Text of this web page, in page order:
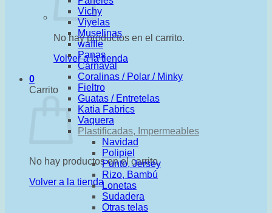
No hay productos en el carrito.
Volver a la tienda
0
Carrito
No hay productos en el carrito.
Volver a la tienda
Vichy
Viyelas
Muselinas
waffle
Panas
Carnaval
Coralinas / Polar / Minky
Fieltro
Guatas / Entretelas
Katia Fabrics
Vaquera
Plastificadas, Impermeables
Navidad
Polipiel
Punto, Jersey
Rizo, Bambú
Lonetas
Sudadera
Otras telas